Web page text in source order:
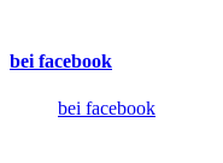
bei facebook
bei facebook